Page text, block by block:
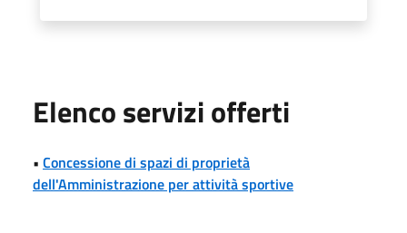
Elenco servizi offerti
• Concessione di spazi di proprietà
dell'Amministrazione per attività sportive